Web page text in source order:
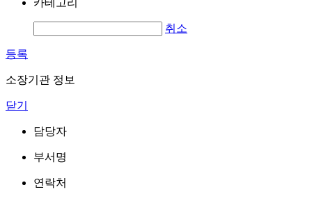
취소
등록
소장기관 정보
닫기
담당자
부서명
연락처